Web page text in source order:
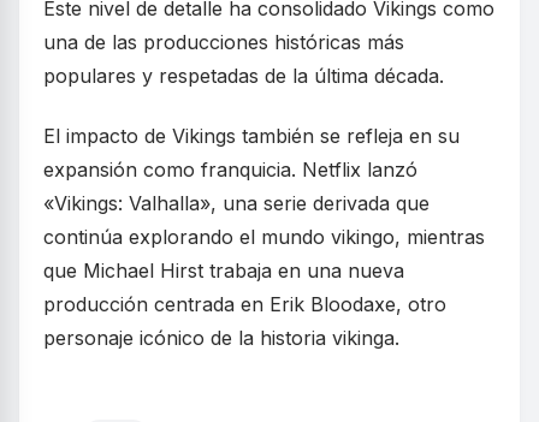
Este nivel de detalle ha consolidado Vikings como
una de las producciones históricas más
populares y respetadas de la última década.
El impacto de Vikings también se refleja en su
expansión como franquicia. Netflix lanzó
«Vikings: Valhalla», una serie derivada que
continúa explorando el mundo vikingo, mientras
que Michael Hirst trabaja en una nueva
producción centrada en Erik Bloodaxe, otro
personaje icónico de la historia vikinga.